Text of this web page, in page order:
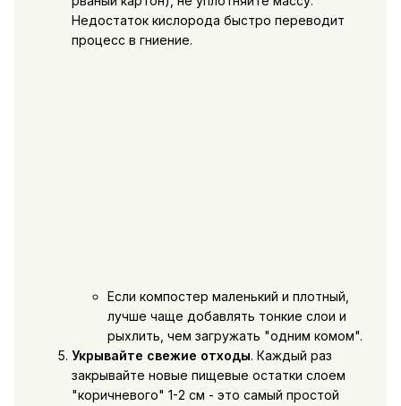
Недостаток кислорода быстро переводит
процесс в гниение.
Если компостер маленький и плотный,
лучше чаще добавлять тонкие слои и
рыхлить, чем загружать "одним комом".
Укрывайте свежие отходы. Каждый раз
закрывайте новые пищевые остатки слоем
"коричневого" 1-2 см - это самый простой